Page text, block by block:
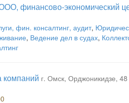
финансово-экономический
фин. консалтинг, аудит,
, Ведение дел в судах,
компаний г. Омск, Орджоникидзе,